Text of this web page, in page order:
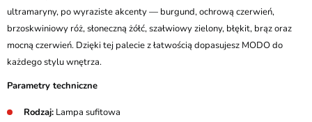
ultramaryny, po wyraziste akcenty — burgund, ochrową czerwień,
brzoskwiniowy róż, słoneczną żółć, szałwiowy zielony, błękit, brąz oraz
mocną czerwień. Dzięki tej palecie z łatwością dopasujesz MODO do
każdego stylu wnętrza.
Parametry techniczne
Rodzaj: Lampa sufitowa